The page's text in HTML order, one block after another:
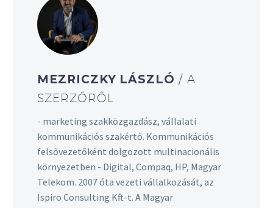
MEZRICZKY LÁSZLÓ/ A
SZERZŐRŐL
- marketing szakközgazdász, vállalati
kommunikációs szakértő. Kommunikációs
felsővezetőként dolgozott multinacionális
környezetben - Digital, Compaq, HP, Magyar
Telekom. 2007 óta vezeti vállalkozását, az
Ispiro Consulting Kft-t. A Magyar